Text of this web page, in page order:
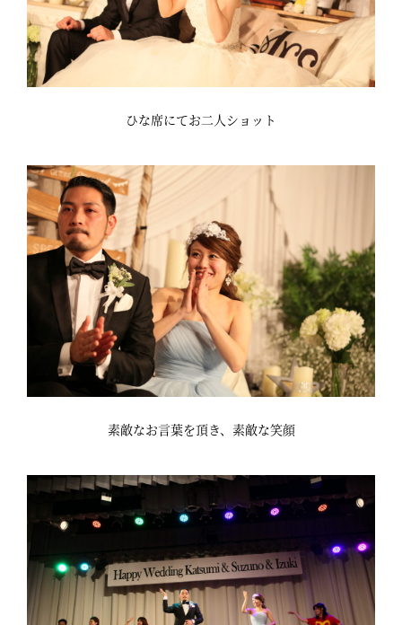
ひな席にてお二人ショット
素敵なお言葉を頂き、素敵な笑顔